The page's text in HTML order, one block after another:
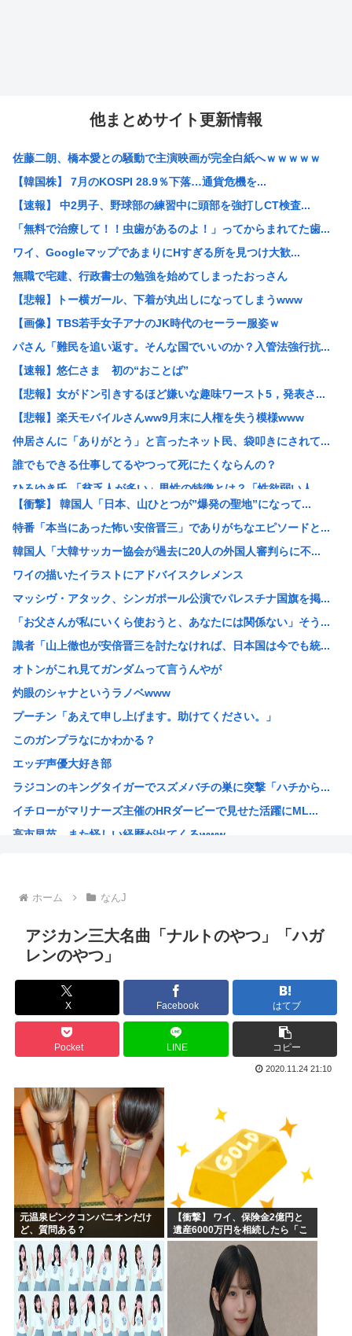
他まとめサイト更新情報
佐藤二朗、橋本愛との騒動で主演映画が完全白紙へｗｗｗｗｗ
【韓国株】 7月のKOSPI 28.9％下落…通貨危機を...
【速報】 中2男子、野球部の練習中に頭部を強打しCT検査...
「無料で治療して！！虫歯があるのよ！」ってからまれてた歯...
ワイ、GoogleマップであまりにΗすぎる所を見つけ大歓...
無職で宅建、行政書士の勉強を始めてしまったおっさん
【悲報】トー横ガール、下着が丸出しになってしまうwww
【画像】TBS若手女子アナのJK時代のセーラー服姿ｗ
パさん「難民を追い返す。そんな国でいいのか？入管法強行抗...
【速報】悠仁さま 初の“おことば”
【悲報】女がドン引きするほど嫌いな趣味ワースト5，発表さ...
【悲報】楽天モバイルさんww9月末に人権を失う模様www
仲居さんに「ありがとう」と言ったネット民、袋叩きにされて...
誰でもできる仕事してるやつって死にたくならんの？
ひろゆき氏 「貧乏人が多い」男性の特徴とは？「性欲弱い人...
【悲報】17歳で無期懲役になった奴のご尊顔、ガチで怖い
【セール】牛丼！松屋の牛めし、豚めし、カレー、うなぎ、と...
【画像】快活CLUB、快活カレーを注文したのに快活カレー...
み い ちゃん枠審判員、大誤審の試合後涙ぐみながら謝罪
39独身女性ってもう人生詰んでんか？
【衝撃映像】インドの暴走族、レベチwww怖すぎる…
これどういうこと？池袋暴走事故の捜査陣営、飯塚幸三受刑者...
【悲報】 中国、橋の欄干が強風一発で粉々に 鉄筋ゼロ 当...
【画像】Hすぎるヒッチハイカー、見つかる
【くら寿司】アイドル「閉店間際、ネタの量バグ」←こんなこ...
【画像】SOD女子社員の休日デート、撮られるｗｗｗ
中国「大洪水！」三峡ダム「9門開放！（全力放流」中国都市...
高市総理「物価上昇を上回る賃上げを日本に定着させる」 →...
38歳格闘家さん「批判覚悟で言います。10代の彼女と結婚...
【衝撃】 韓国人「日本、山ひとつが”爆発の聖地”になって...
特番「本当にあった怖い安倍晋三」でありがちなエピソードと...
韓国人「大韓サッカー協会が過去に20人の外国人審判らに不...
ワイの描いたイラストにアドバイスクレメンス
マッシヴ・アタック、シンガポール公演でパレスチナ国旗を掲...
「お父さんが私にいくら使おうと、あなたには関係ない」そう...
識者「山上徹也が安倍晋三を討たなければ、日本国は今でも統...
オトンがこれ見てガンダムって言うんやが
灼眼のシャナというラノベwww
プーチン「あえて申し上げます。助けてください。」
このガンプラなにかわかる？
エッヂ声優大好き部
ラジコンのキングタイガーでスズメバチの巣に突撃「ハチから...
イチローがマリナーズ主催のHRダービーで見せた活躍にML...
高市早苗、また怪しい経歴が出てくるwww
デスノートの魅上照がめっちゃ好きなんだが
韓国人「最近の日本アニメ業界の勢力図を変えたと言われる作...
靖国神社、自衛官以外の軍服を禁止「コスプレは英霊を侮辱」
AI扱いされた絵師、筆を折る
ダンジョン飯のキャラいい子ばっかりでほんとに癒される
【朗報】 韓国人「Jリーグのこの監督、経歴がおかしい」
さもしい熊本県民「食事、ベッド、エアコン」を政府に切望。
韓国がサッカーの審判を買収したのはガチだった！ 審判を性...
【緊急速報】信用声優の羊宮妃那さん…
靖国神社、軍服コスプレでの参拝を禁止へ
【高市】トランプ「イランが核入手したら2分でイタリア滅亡...
ハンターハンター今何やってるかわからないWWW
ホーム なんJ
アジカン三大名曲「ナルトのやつ」「ハガ
レンのやつ」
X Facebook はてブ
Pocket LINE コピー
2020.11.24 21:10
元温泉ピンクコンパニオンだけ
ど、質問ある？
【衝撃】 ワイ、保険金2億円と
遺産6000万円を相続したら「こ
う」なった・・・